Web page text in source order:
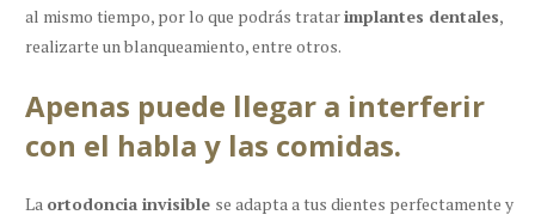
al mismo tiempo, por lo que podrás tratarimplantes dentales,
realizarte un blanqueamiento, entre otros.
Apenas puede llegar a interferir
con el habla y las comidas.
La ortodoncia invisible se adapta a tus dientes perfectamente y